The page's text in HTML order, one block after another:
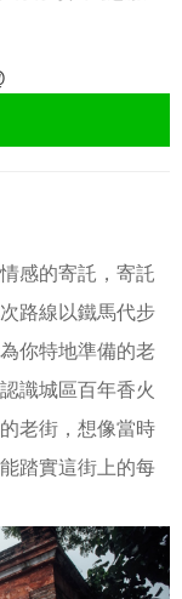
感的寄託，寄託
路線以鐵馬代步
你特地準備的老
識城區百年香火
老街，想像當時
踏實這街上的每